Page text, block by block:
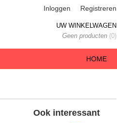
Inloggen Registreren
UW WINKELWAGEN
Geen producten (0)
HOME
Ook interessant